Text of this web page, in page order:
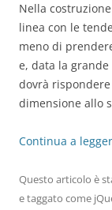
Nella
linea con le
meno di
e, data la
dovrà
dimensione allo
Continua a
Questo articolo è
e taggato come